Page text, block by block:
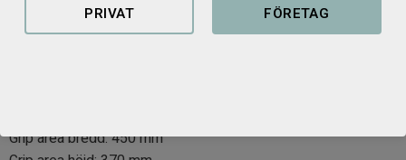
Används främst som sorteringsgrip. Med specialdesignade
knivar av Hardox 450 där ena sidan är slät och den andra är
Grip area bredd: 450 mm
PRIVAT FÖRETAG